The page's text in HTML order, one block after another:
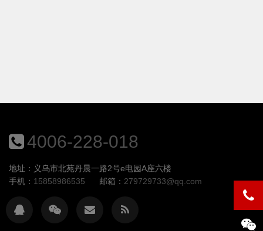
4006-228-018
地址：义乌市北苑丹晨一路2号e电园A座六楼
手机： 15858986535 邮箱： 279729733@qq.com